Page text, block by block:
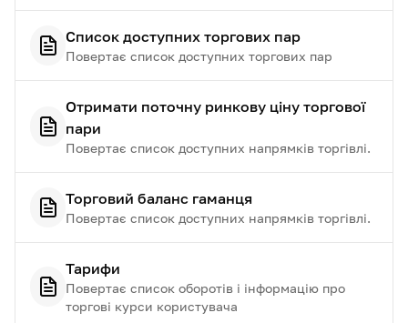
Список доступних торгових пар
Повертає список доступних торгових пар
Отримати поточну ринкову ціну торгової
пари
Повертає список доступних напрямків торгівлі.
Торговий баланс гаманця
Повертає список доступних напрямків торгівлі.
Тарифи
Повертає список оборотів і інформацію про
торгові курси користувача